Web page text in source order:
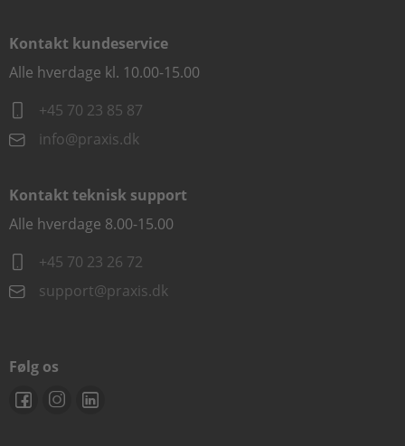
Kontakt kundeservice
Alle hverdage kl. 10.00-15.00
+45 70 23 85 87
info@praxis.dk
Kontakt teknisk support
Alle hverdage 8.00-15.00
+45 70 23 26 72
support@praxis.dk
Følg os